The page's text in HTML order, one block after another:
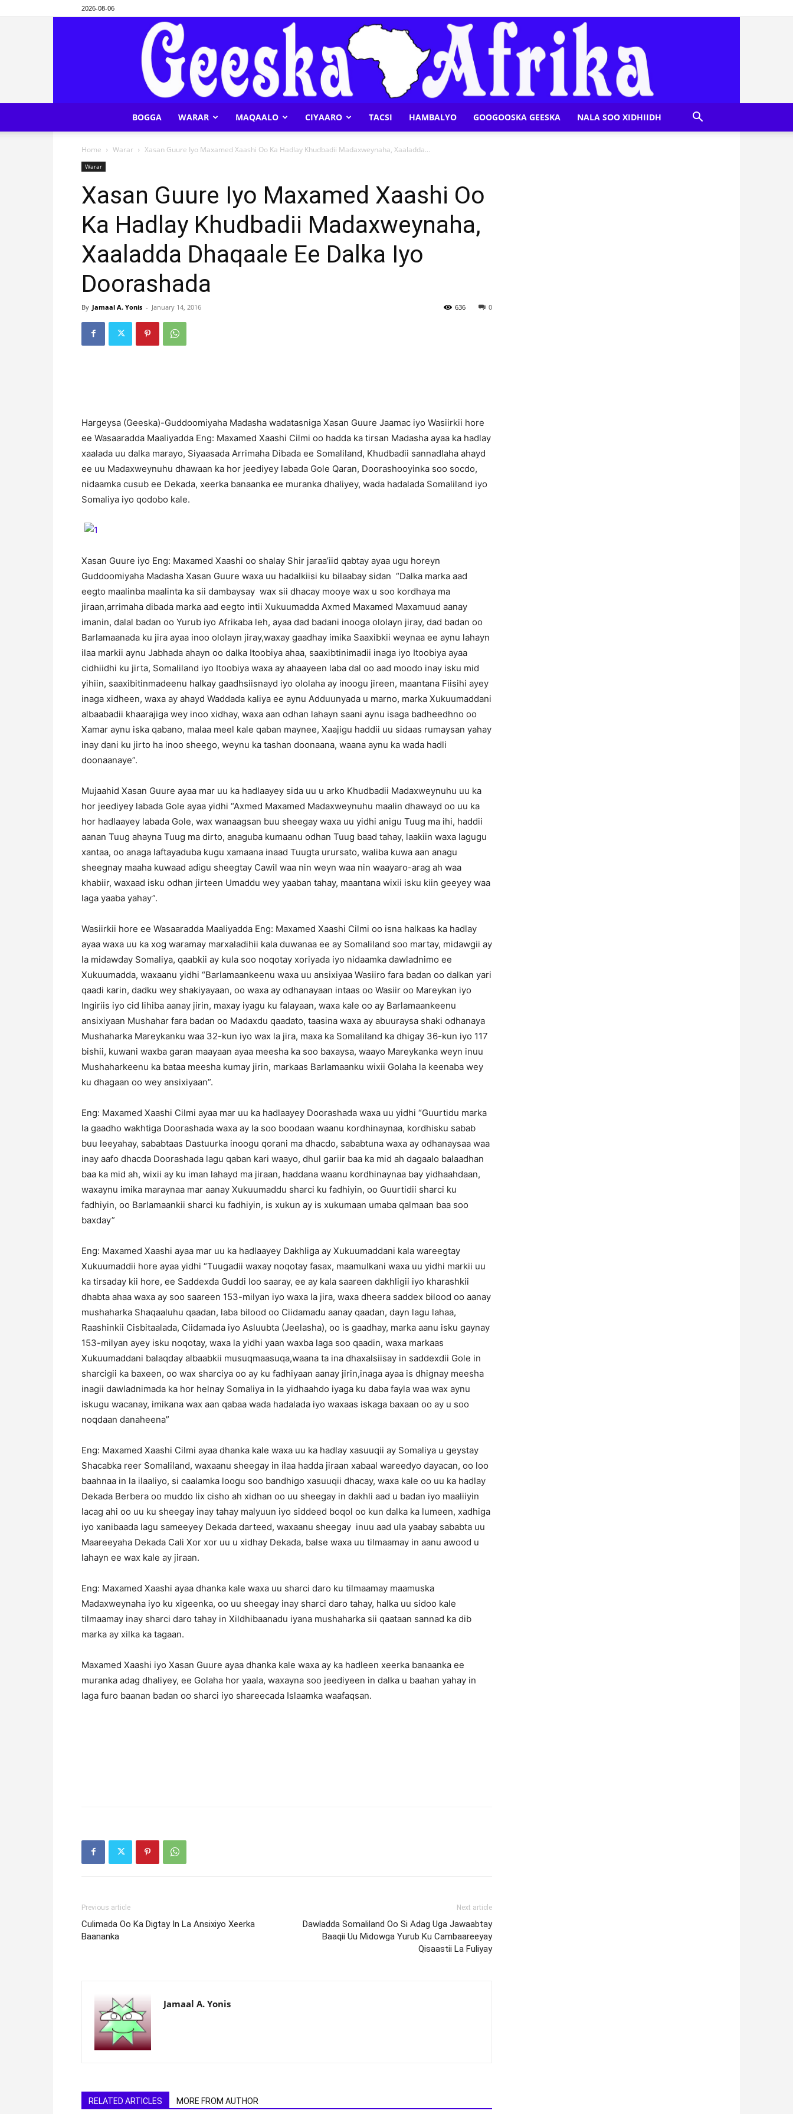
2026-08-06
BOGGA WARAR MAQAALO CIYAARO TACSI HAMBALYO GOOGOOSKA GEESKA NALA SOO XIDHIIDH
Home Warar Xasan Guure Iyo Maxamed Xaashi Oo Ka Hadlay Khudbadii Madaxweynaha, Xaaladda...
Warar
Xasan Guure Iyo Maxamed Xaashi Oo
Ka Hadlay Khudbadii Madaxweynaha,
Xaaladda Dhaqaale Ee Dalka Iyo
Doorashada
By Jamaal A. Yonis - January 14, 2016 0
636
Hargeysa (Geeska)-Guddoomiyaha Madasha wadatasniga Xasan Guure Jaamac iyo Wasiirkii hore
ee Wasaaradda Maaliyadda Eng: Maxamed Xaashi Cilmi oo hadda ka tirsan Madasha ayaa ka hadlay
xaalada uu dalka marayo, Siyaasada Arrimaha Dibada ee Somaliland, Khudbadii sannadlaha ahayd
ee uu Madaxweynuhu dhawaan ka hor jeediyey labada Gole Qaran, Doorashooyinka soo socdo,
nidaamka cusub ee Dekada, xeerka banaanka ee muranka dhaliyey, wada hadalada Somaliland iyo
Somaliya iyo qodobo kale.
Xasan Guure iyo Eng: Maxamed Xaashi oo shalay Shir jaraa’iid qabtay ayaa ugu horeyn
Guddoomiyaha Madasha Xasan Guure waxa uu hadalkiisi ku bilaabay sidan “Dalka marka aad
eegto maalinba maalinta ka sii dambaysay wax sii dhacay mooye wax u soo kordhaya ma
jiraan,arrimaha dibada marka aad eegto intii Xukuumadda Axmed Maxamed Maxamuud aanay
imanin, dalal badan oo Yurub iyo Afrikaba leh, ayaa dad badani inooga ololayn jiray, dad badan oo
Barlamaanada ku jira ayaa inoo ololayn jiray,waxay gaadhay imika Saaxibkii weynaa ee aynu lahayn
ilaa markii aynu Jabhada ahayn oo dalka Itoobiya ahaa, saaxibtinimadii inaga iyo Itoobiya ayaa
cidhiidhi ku jirta, Somaliland iyo Itoobiya waxa ay ahaayeen laba dal oo aad moodo inay isku mid
yihiin, saaxibitinmadeenu halkay gaadhsiisnayd iyo ololaha ay inoogu jireen, maantana Fiisihi ayey
inaga xidheen, waxa ay ahayd Waddada kaliya ee aynu Adduunyada u marno, marka Xukuumaddani
albaabadii khaarajiga wey inoo xidhay, waxa aan odhan lahayn saani aynu isaga badheedhno oo
Xamar aynu iska qabano, malaa meel kale qaban maynee, Xaajigu haddii uu sidaas rumaysan yahay
inay dani ku jirto ha inoo sheego, weynu ka tashan doonaana, waana aynu ka wada hadli
doonaanaye”.
Mujaahid Xasan Guure ayaa mar uu ka hadlaayey sida uu u arko Khudbadii Madaxweynuhu uu ka
hor jeediyey labada Gole ayaa yidhi “Axmed Maxamed Madaxweynuhu maalin dhawayd oo uu ka
hor hadlaayey labada Gole, wax wanaagsan buu sheegay waxa uu yidhi anigu Tuug ma ihi, haddii
aanan Tuug ahayna Tuug ma dirto, anaguba kumaanu odhan Tuug baad tahay, laakiin waxa lagugu
xantaa, oo anaga laftayaduba kugu xamaana inaad Tuugta urursato, waliba kuwa aan anagu
sheegnay maaha kuwaad adigu sheegtay Cawil waa nin weyn waa nin waayaro-arag ah waa
khabiir, waxaad isku odhan jirteen Umaddu wey yaaban tahay, maantana wixii isku kiin geeyey waa
laga yaaba yahay”.
Wasiirkii hore ee Wasaaradda Maaliyadda Eng: Maxamed Xaashi Cilmi oo isna halkaas ka hadlay
ayaa waxa uu ka xog waramay marxaladihii kala duwanaa ee ay Somaliland soo martay, midawgii ay
la midawday Somaliya, qaabkii ay kula soo noqotay xoriyada iyo nidaamka dawladnimo ee
Xukuumadda, waxaanu yidhi “Barlamaankeenu waxa uu ansixiyaa Wasiiro fara badan oo dalkan yari
qaadi karin, dadku wey shakiyayaan, oo waxa ay odhanayaan intaas oo Wasiir oo Mareykan iyo
Ingiriis iyo cid lihiba aanay jirin, maxay iyagu ku falayaan, waxa kale oo ay Barlamaankeenu
ansixiyaan Mushahar fara badan oo Madaxdu qaadato, taasina waxa ay abuuraysa shaki odhanaya
Mushaharka Mareykanku waa 32-kun iyo wax la jira, maxa ka Somaliland ka dhigay 36-kun iyo 117
bishii, kuwani waxba garan maayaan ayaa meesha ka soo baxaysa, waayo Mareykanka weyn inuu
Mushaharkeenu ka bataa meesha kumay jirin, markaas Barlamaanku wixii Golaha la keenaba wey
ku dhagaan oo wey ansixiyaan”.
Eng: Maxamed Xaashi Cilmi ayaa mar uu ka hadlaayey Doorashada waxa uu yidhi “Guurtidu marka
la gaadho wakhtiga Doorashada waxa ay la soo boodaan waanu kordhinaynaa, kordhisku sabab
buu leeyahay, sababtaas Dastuurka inoogu qorani ma dhacdo, sababtuna waxa ay odhanaysaa waa
inay aafo dhacda Doorashada lagu qaban kari waayo, dhul gariir baa ka mid ah dagaalo balaadhan
baa ka mid ah, wixii ay ku iman lahayd ma jiraan, haddana waanu kordhinaynaa bay yidhaahdaan,
waxaynu imika maraynaa mar aanay Xukuumaddu sharci ku fadhiyin, oo Guurtidii sharci ku
fadhiyin, oo Barlamaankii sharci ku fadhiyin, is xukun ay is xukumaan umaba qalmaan baa soo
baxday”
Eng: Maxamed Xaashi ayaa mar uu ka hadlaayey Dakhliga ay Xukuumaddani kala wareegtay
Xukuumaddii hore ayaa yidhi “Tuugadii waxay noqotay fasax, maamulkani waxa uu yidhi markii uu
ka tirsaday kii hore, ee Saddexda Guddi loo saaray, ee ay kala saareen dakhligii iyo kharashkii
dhabta ahaa waxa ay soo saareen 153-milyan iyo waxa la jira, waxa dheera saddex bilood oo aanay
mushaharka Shaqaaluhu qaadan, laba bilood oo Ciidamadu aanay qaadan, dayn lagu lahaa,
Raashinkii Cisbitaalada, Ciidamada iyo Asluubta (Jeelasha), oo is gaadhay, marka aanu isku gaynay
153-milyan ayey isku noqotay, waxa la yidhi yaan waxba laga soo qaadin, waxa markaas
Xukuumaddani balaqday albaabkii musuqmaasuqa,waana ta ina dhaxalsiisay in saddexdii Gole in
sharcigii ka baxeen, oo wax sharciya oo ay ku fadhiyaan aanay jirin,inaga ayaa is dhignay meesha
inagii dawladnimada ka hor helnay Somaliya in la yidhaahdo iyaga ku daba fayla waa wax aynu
iskugu wacanay, imikana wax aan qabaa wada hadalada iyo waxaas iskaga baxaan oo ay u soo
noqdaan danaheena”
Eng: Maxamed Xaashi Cilmi ayaa dhanka kale waxa uu ka hadlay xasuuqii ay Somaliya u geystay
Shacabka reer Somaliland, waxaanu sheegay in ilaa hadda jiraan xabaal wareedyo dayacan, oo loo
baahnaa in la ilaaliyo, si caalamka loogu soo bandhigo xasuuqii dhacay, waxa kale oo uu ka hadlay
Dekada Berbera oo muddo lix cisho ah xidhan oo uu sheegay in dakhli aad u badan iyo maaliiyin
lacag ahi oo uu ku sheegay inay tahay malyuun iyo siddeed boqol oo kun dalka ka lumeen, xadhiga
iyo xanibaada lagu sameeyey Dekada darteed, waxaanu sheegay inuu aad ula yaabay sababta uu
Maareeyaha Dekada Cali Xor xor uu u xidhay Dekada, balse waxa uu tilmaamay in aanu awood u
lahayn ee wax kale ay jiraan.
Eng: Maxamed Xaashi ayaa dhanka kale waxa uu sharci daro ku tilmaamay maamuska
Madaxweynaha iyo ku xigeenka, oo uu sheegay inay sharci daro tahay, halka uu sidoo kale
tilmaamay inay sharci daro tahay in Xildhibaanadu iyana mushaharka sii qaataan sannad ka dib
marka ay xilka ka tagaan.
Maxamed Xaashi iyo Xasan Guure ayaa dhanka kale waxa ay ka hadleen xeerka banaanka ee
muranka adag dhaliyey, ee Golaha hor yaala, waxayna soo jeediyeen in dalka u baahan yahay in
laga furo baanan badan oo sharci iyo shareecada Islaamka waafaqsan.
Previous article
Culimada Oo Ka Digtay In La Ansixiyo Xeerka
Baananka
Next article
Dawladda Somaliland Oo Si Adag Uga Jawaabtay
Baaqii Uu Midowga Yurub Ku Cambaareeyay
Qisaastii La Fuliyay
Jamaal A. Yonis
RELATED ARTICLES MORE FROM AUTHOR